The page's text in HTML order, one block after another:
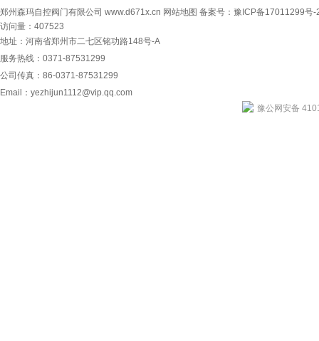
郑州森玛自控阀门有限公司 www.d671x.cn 网站地图 备案号： 豫ICP备17011299号-
访问量：407523
地址：河南省郑州市二七区铭功路148号-A
服务热线：0371-87531299
公司传真：86-0371-87531299
Email： yezhijun1112@vip.qq.com
豫公网安备